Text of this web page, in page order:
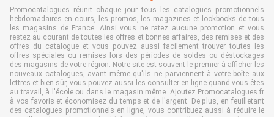
Promocatalogues réunit chaque jour tous les catalogues promotionnels
hebdomadaires en cours, les promos, les magazines et lookbooks de tous
les magasins de France. Ainsi vous ne ratez aucune promotion et vous
restez au courant de toutes les offres et bonnes affaires, des remises et des
offres du catalogue et vous pouvez aussi facilement trouver toutes les
offres spéciales ou remises lors des périodes de soldes ou déstockages
des magasins de votre région. Notre site est souvent le premier à afficher les
nouveaux catalogues, avant même qu'ils ne parviennent à votre boîte aux
lettres et bien sûr, vous pouvez aussi les consulter en ligne quand vous êtes
au travail, à l'école ou dans le magasin même. Ajoutez Promocatalogues.fr
à vos favoris et économisez du temps et de l'argent. De plus, en feuilletant
des catalogues promotionnels en ligne, vous contribuez aussi à réduire le